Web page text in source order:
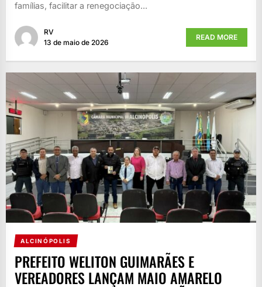
famílias, facilitar a renegociação...
RV
13 de maio de 2026
READ MORE
ALCINÓPOLIS
PREFEITO WELITON GUIMARÃES E
VEREADORES LANÇAM MAIO AMARELO